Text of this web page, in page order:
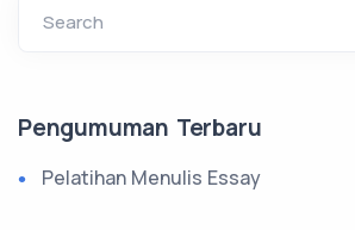
Search
Pengumuman Terbaru
Pelatihan Menulis Essay